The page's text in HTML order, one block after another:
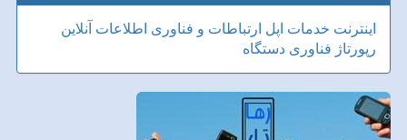
اینترنت خدمات اپل ارتباطات و فناوری اطلاعات آنلاین
رپورتاژ فناوری دستگاه